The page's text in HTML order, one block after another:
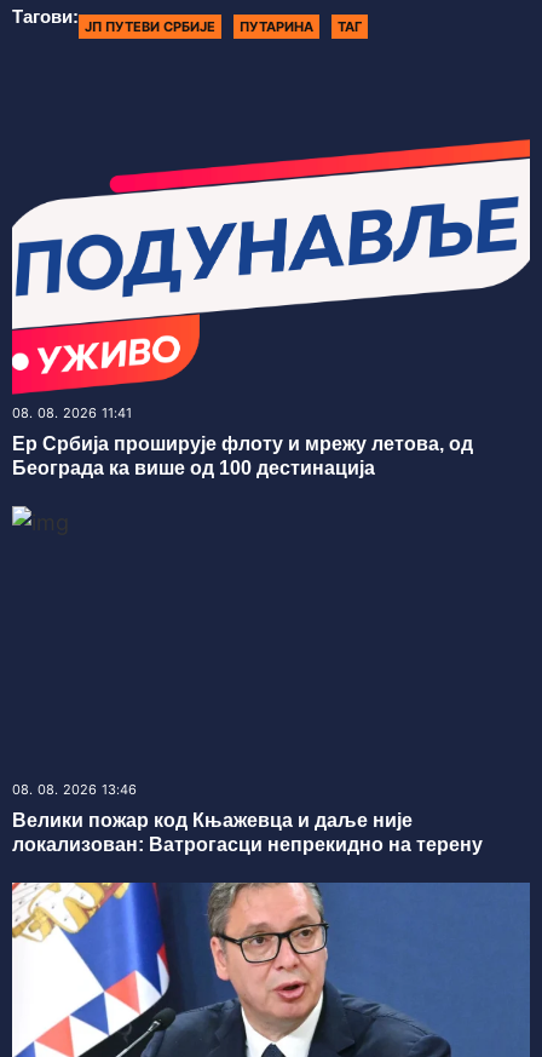
Тагови: ЈП ПУТЕВИ СРБИЈЕ ПУТАРИНА ТАГ
08. 08. 2026 11:41
Ер Србија проширује флоту и мрежу летова, од
Београда ка више од 100 дестинација
08. 08. 2026 13:46
Велики пожар код Књажевца и даље није
локализован: Ватрогасци непрекидно на терену